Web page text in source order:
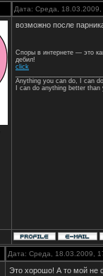
Дата: Среда,
возможно после
Споры в интернете — это
дебил!
click
Anything you can do, I can
I can do anything better than
Дата: Среда, 18.03.2009,
Это хорошо! А то мой не